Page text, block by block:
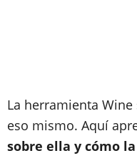
La herramienta
eso mismo. Aquí
sobre ella y cómo